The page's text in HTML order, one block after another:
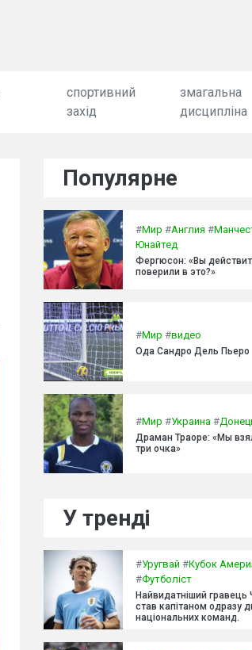
спортивний
захід
змагальна
дисципліна
Популярне
#Мир #Англия #
Юнайтед
Фергюсон: «Вы
поверили в это?»
#Мир #видео
Ода Сандро Дель Пьеро
#Мир #Украина #
Драман Траоре: «Мы
три очка»
У тренді
#Уругвай #Кубок
#Футболіст
Найвидатніший гравець
став капітаном одразу
національних команд.